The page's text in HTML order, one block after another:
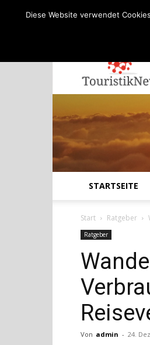
STARTSEITE
Start Ratgeber
Ratgeber
Von admin - 24.
Diese Website verwendet